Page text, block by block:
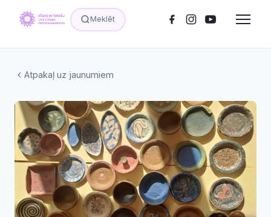
Meklēt
Atpakaļ uz jaunumiem